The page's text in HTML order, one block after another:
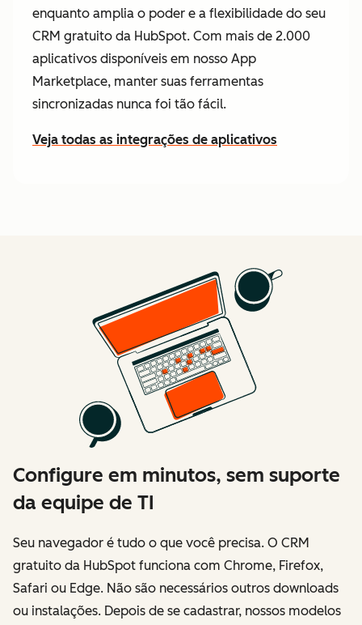
enquanto amplia o poder e a flexibilidade do seu
CRM gratuito da HubSpot. Com mais de 2.000
aplicativos disponíveis em nosso App
Marketplace, manter suas ferramentas
sincronizadas nunca foi tão fácil.
Veja todas as integrações de aplicativos
Configure em minutos, sem suporte
da equipe de TI
Seu navegador é tudo o que você precisa. O CRM
gratuito da HubSpot funciona com Chrome, Firefox,
Safari ou Edge. Não são necessários outros downloads
ou instalações. Depois de se cadastrar, nossos modelos